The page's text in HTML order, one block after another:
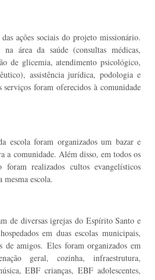
ações sociais do projeto missionário.
na área da saúde (consultas médicas,
de glicemia, atendimento psicológico,
assistência jurídica, podologia e
serviços foram oferecidos à comunidade
escola foram organizados um bazar e
a comunidade. Além disso, em todos os
realizados cultos evangelísticos
escola.
de diversas igrejas do Espírito Santo e
em duas escolas municipais,
de amigos. Eles foram organizados em
geral, cozinha, infraestrutura,
EBF crianças, EBF adolescentes,